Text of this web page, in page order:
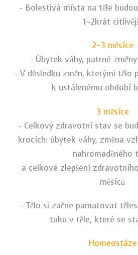
- Bolestivá místa na těle
1~2krát
2~3 měsíce
- Úbytek váhy, patrné
- V důsledku změn, kterými tělo
k ustálenému období
3 měsíce
- Celkový zdravotní stav se
krocích: úbytek váhy, změna
nahromaděného
a celkové zlepšení
měsíců
- Tělo si začne pamatovat
tuku v těle, které se
Homeostáze